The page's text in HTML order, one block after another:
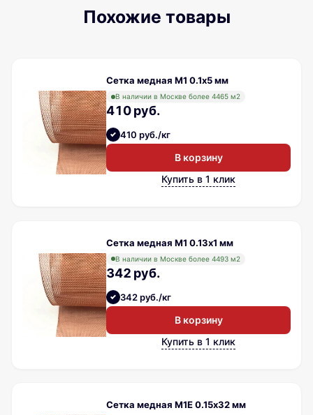
Похожие товары
Сетка медная М1 0.1х5 мм
В наличии в Москве более 4465 м2
410 руб.
410 руб./кг
В корзину
Купить в 1 клик
Сетка медная М1 0.13х1 мм
В наличии в Москве более 4493 м2
342 руб.
342 руб./кг
В корзину
Купить в 1 клик
Сетка медная М1Е 0.15х32 мм